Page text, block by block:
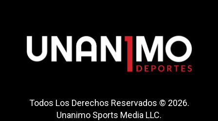
Todos Los Derechos Reservados © 2026.
Unanimo Sports Media LLC.